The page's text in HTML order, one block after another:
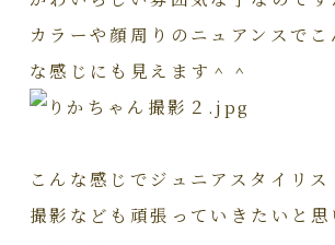
カラーや顔周りのニュアンスで
な感じにも見えます＾＾
こんな感じでジュニアスタイリス
撮影なども頑張っていきたいと思